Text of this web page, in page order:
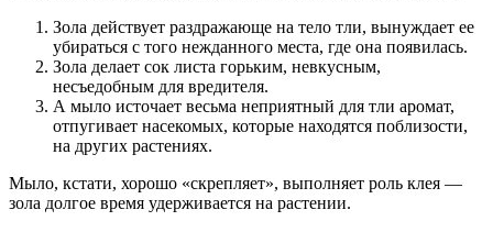
Зола действует раздражающе на тело тли, вынуждает ее
убираться с того нежданного места, где она появилась.
Зола делает сок листа горьким, невкусным,
несъедобным для вредителя.
А мыло источает весьма неприятный для тли аромат,
отпугивает насекомых, которые находятся поблизости,
на других растениях.
Мыло, кстати, хорошо «скрепляет», выполняет роль клея —
зола долгое время удерживается на растении.